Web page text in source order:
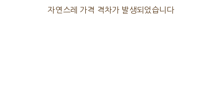
자연스레 가격 격차가 발생되었습니다